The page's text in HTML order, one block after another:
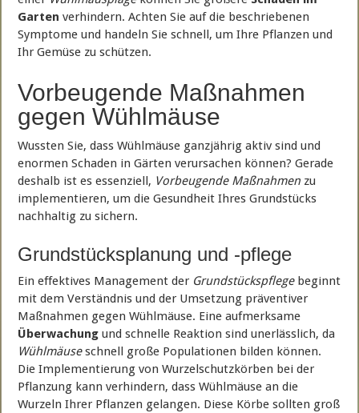
Garten verhindern. Achten Sie auf die beschriebenen
Symptome und handeln Sie schnell, um Ihre Pflanzen und
Ihr Gemüse zu schützen.
Vorbeugende Maßnahmen
gegen Wühlmäuse
Wussten Sie, dass Wühlmäuse ganzjährig aktiv sind und
enormen Schaden in Gärten verursachen können? Gerade
deshalb ist es essenziell, Vorbeugende Maßnahmen zu
implementieren, um die Gesundheit Ihres Grundstücks
nachhaltig zu sichern.
Grundstücksplanung und -pflege
Ein effektives Management der Grundstückspflegebeginnt
mit dem Verständnis und der Umsetzung präventiver
Maßnahmen gegen Wühlmäuse. Eine aufmerksame
Überwachung und schnelle Reaktion sind unerlässlich, da
Wühlmäuseschnell große Populationen bilden können.
Die Implementierung von Wurzelschutzkörben bei der
Pflanzung kann verhindern, dass Wühlmäuse an die
Wurzeln Ihrer Pflanzen gelangen. Diese Körbe sollten groß